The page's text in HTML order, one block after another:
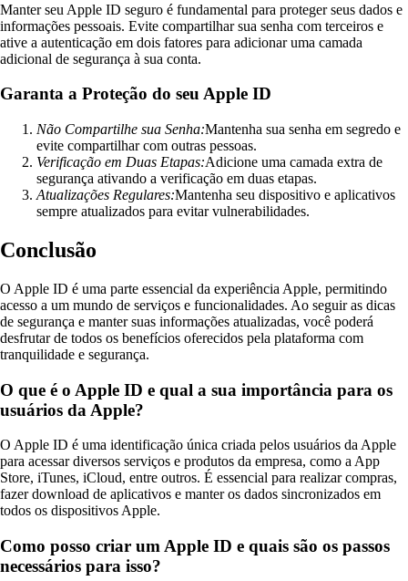
Manter seu Apple ID seguro é fundamental para proteger seus dados e
informações pessoais. Evite compartilhar sua senha com terceiros e
ative a autenticação em dois fatores para adicionar uma camada
adicional de segurança à sua conta.
Garanta a Proteção do seu Apple ID
Não Compartilhe sua Senha:Mantenha sua senha em segredo e
evite compartilhar com outras pessoas.
Verificação em Duas Etapas:Adicione uma camada extra de
segurança ativando a verificação em duas etapas.
Atualizações Regulares:Mantenha seu dispositivo e aplicativos
sempre atualizados para evitar vulnerabilidades.
Conclusão
O Apple ID é uma parte essencial da experiência Apple, permitindo
acesso a um mundo de serviços e funcionalidades. Ao seguir as dicas
de segurança e manter suas informações atualizadas, você poderá
desfrutar de todos os benefícios oferecidos pela plataforma com
tranquilidade e segurança.
O que é o Apple ID e qual a sua importância para os
usuários da Apple?
O Apple ID é uma identificação única criada pelos usuários da Apple
para acessar diversos serviços e produtos da empresa, como a App
Store, iTunes, iCloud, entre outros. É essencial para realizar compras,
fazer download de aplicativos e manter os dados sincronizados em
todos os dispositivos Apple.
Como posso criar um Apple ID e quais são os passos
necessários para isso?